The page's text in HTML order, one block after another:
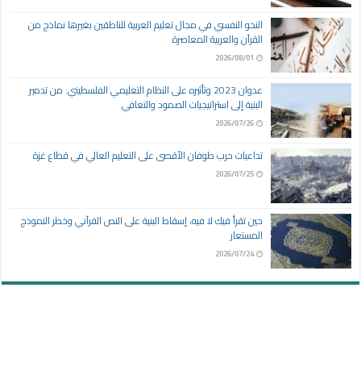
النحو النفسي في مجال تعليم العربية للناطقين بغيرها نماذج من
القرآن والعربية المعاصرة
2026/08/01
عدوان 2023 وتأثيره على النظام التعليمي الفلسطيني: من تدمير
البنية إلى استراتيجيات الصمود والتعافي
2026/07/26
تداعيات حرب طوفان الأقصى على التعليم العالي في قطاع غزة
2026/07/25
حين تقرأ فيك لا فيه، إسقاط البنية على النص القرآني وخطر النموذج
المستعار
2026/07/24